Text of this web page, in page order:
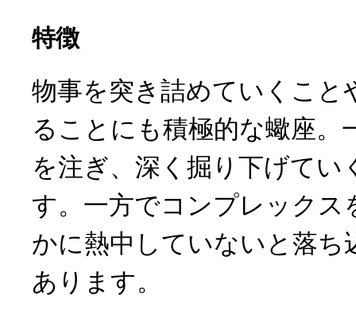
特徴
物事を突き詰めていくこと
ることにも積極的な蠍座。
を注ぎ、深く掘り下げてい
す。一方でコンプレックス
かに熱中していないと落ち
あります。